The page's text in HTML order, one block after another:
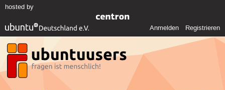
hosted by
Anmelden Registrieren